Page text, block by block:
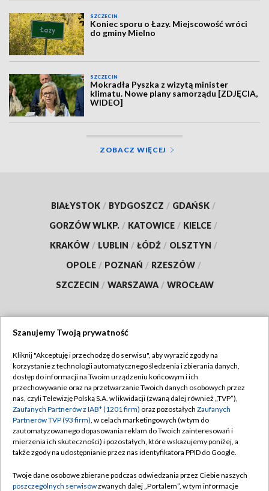
SZCZECIN
Koniec sporu o Łazy. Miejscowość wróci
do gminy Mielno
SZCZECIN
Mokradła Pyszka z wizytą minister
klimatu. Nowe plany samorządu [ZDJĘCIA,
WIDEO]
ZOBACZ WIĘCEJ
BIAŁYSTOK / BYDGOSZCZ / GDAŃSK /
GORZÓW WLKP. / KATOWICE / KIELCE /
KRAKÓW / LUBLIN / ŁÓDŹ / OLSZTYN /
OPOLE / POZNAŃ / RZESZÓW /
SZCZECIN / WARSZAWA / WROCŁAW
TVP
Abonament TVP
Emisja w TVP
Centrum informacji TVP
Naziemna Telewizja Cyfrowa
Rada Programowa
Regulamin TVP
Polityka prywatności
Moje zgody
Pomoc
Kontakt
Szanujemy Twoją prywatność
Kliknij "Akceptuję i przechodzę do serwisu", aby wyrazić zgody na
korzystanie z technologii automatycznego śledzenia i zbierania danych,
dostęp do informacji na Twoim urządzeniu końcowym i ich
przechowywanie oraz na przetwarzanie Twoich danych osobowych przez
nas, czyli Telewizję Polską S.A. w likwidacji (zwaną dalej również „TVP”),
Zaufanych Partnerów z IAB* (1201 firm) oraz pozostałych Zaufanych
Partnerów TVP (93 firm), w celach marketingowych (w tym do
zautomatyzowanego dopasowania reklam do Twoich zainteresowań i
mierzenia ich skuteczności) i pozostałych, które wskazujemy poniżej, a
także zgody na udostępnianie przez nas identyfikatora PPID do Google.
Twoje dane osobowe zbierane podczas odwiedzania przez Ciebie naszych
poszczególnych serwisówzwanych dalej „Portalem”, w tym informacje